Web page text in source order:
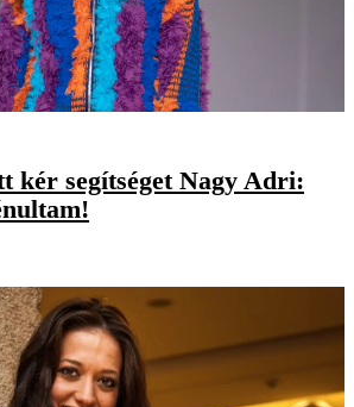
kér segítséget Nagy Adri: